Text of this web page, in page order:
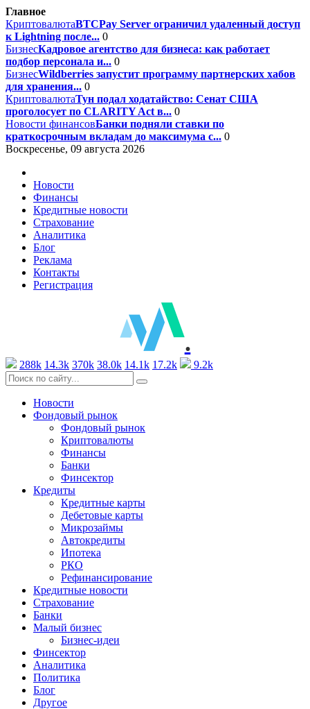
Главное
КриптовалютаBTCPay Server ограничил удаленный доступ
к Lightning после... 0
БизнесКадровое агентство для бизнеса: как работает
подбор персонала и... 0
БизнесWildberries запустит программу партнерских хабов
для хранения... 0
КриптовалютаТун подал ходатайство: Сенат США
проголосует по CLARITY Act в... 0
Новости финансовБанки подняли ставки по
краткосрочным вкладам до максимума с... 0
Воскресенье, 09 августа 2026
Новости
Финансы
Кредитные новости
Страхование
Аналитика
Блог
Реклама
Контакты
Регистрация
.
288k 14.3k 370k 38.0k 14.1k 17.2k 9.2k
Новости
Фондовый рынок
Фондовый рынок
Криптовалюты
Финансы
Банки
Финсектор
Кредиты
Кредитные карты
Дебетовые карты
Микрозаймы
Автокредиты
Ипотека
РКО
Рефинансирование
Кредитные новости
Страхование
Банки
Малый бизнес
Бизнес-идеи
Финсектор
Аналитика
Политика
Блог
Другое